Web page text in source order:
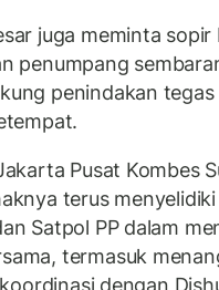
juga meminta
penumpang
penindakan
Pusat Kombes
terus
Satpol PP dalam
termasuk
dengan